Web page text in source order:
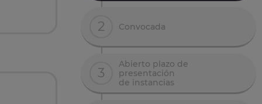
2 Convocada
3
Abierto plazo de
presentación
de instancias